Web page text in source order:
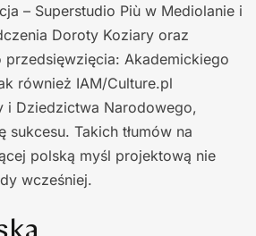
– Superstudio Più w Mediolanie i
Doroty Koziary oraz
Akademickiego
również IAM/Culture.pl
i Dziedzictwa Narodowego,
sukcesu. Takich tłumów na
polską myśl projektową nie
wcześniej.